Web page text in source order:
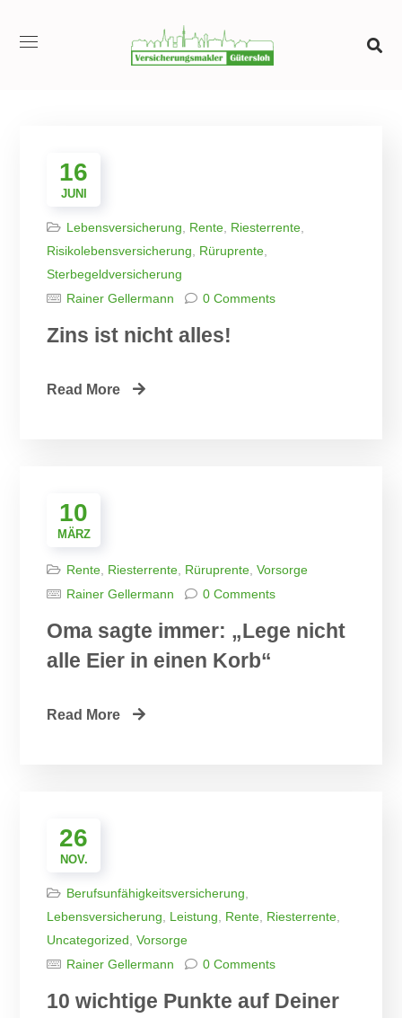
16
JUNI
Lebensversicherung Rente Riesterrente
Risikolebensversicherung
Rüruprente
Sterbegeldversicherung
Rainer Gellermann
0 Comments
Zins ist nicht alles!
Read More
10
MÄRZ
Rente Riesterrente Rüruprente ,Vorsorge
Rainer Gellermann
0 Comments
Oma sagte immer: „Lege nicht
alle Eier in einen Korb“
Read More
26
NOV.
Berufsunfähigkeitsversicherung
Lebensversicherung
Leistung Rente Riesterrente
Uncategorized ,Vorsorge
Rainer Gellermann
0 Comments
10 wichtige Punkte auf Deiner